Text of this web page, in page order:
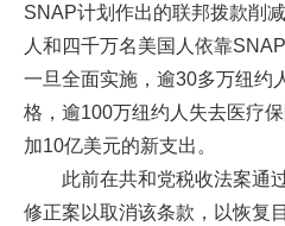
SNAP计划作出的联邦拨款削
人和四千万名美国人依靠
一旦全面实施，逾30多万纽约
格，逾100万纽约人失去医疗
加10亿美元的新支出。
此前在共和党税收法案通
修正案以取消该条款，以恢复